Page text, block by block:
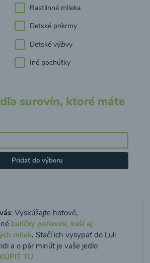
Rastlinné mlieka
Detské príkrmy
Detské výživy
Iné pochúťky
surovín, ktoré máte
Pridať do výberu
: Vyskúšajte hotové,
balíčky polievok, kaší aj
mliek. Stačí ich vysypať do Luli
a o pár minút je vaše jedlo
KÚPIŤ TU